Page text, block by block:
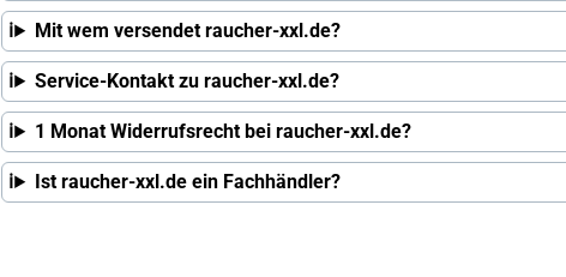
Mit wem versendet raucher-xxl.de?
Service-Kontakt zu raucher-xxl.de?
1 Monat Widerrufsrecht bei raucher-xxl.de?
Ist raucher-xxl.de ein Fachhändler?